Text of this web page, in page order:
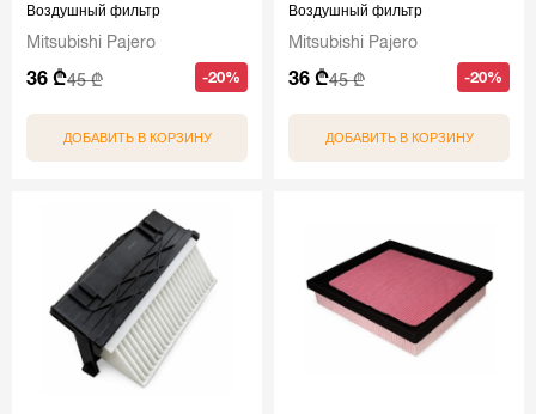
Воздушный фильтр
Mitsubishi Pajero
36 ₾45 ₾ -20%
ДОБАВИТЬ В КОРЗИНУ
Воздушный фильтр
Mitsubishi Pajero
36 ₾45 ₾ -20%
ДОБАВИТЬ В КОРЗИНУ